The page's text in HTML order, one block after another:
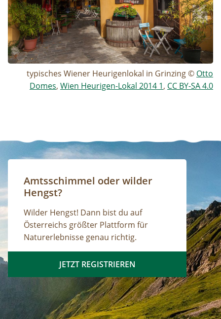
typisches Wiener Heurigenlokal in Grinzing © Otto
Domes, Wien Heurigen-Lokal 2014 1, CC BY-SA 4.0
Amtsschimmel oder wilder
Hengst?
Wilder Hengst! Dann bist du auf
Österreichs größter Plattform für
Naturerlebnisse genau richtig.
JETZT REGISTRIEREN